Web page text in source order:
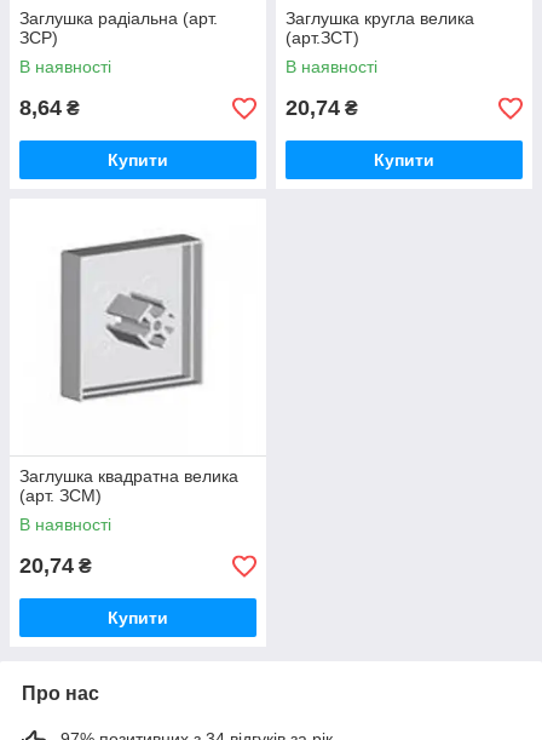
Заглушка радіальна (арт.
ЗСР)
В наявності
8,64 ₴
Купити
Заглушка кругла велика
(арт.ЗСТ)
В наявності
20,74 ₴
Купити
Заглушка квадратна велика
(арт. ЗСМ)
В наявності
20,74 ₴
Купити
Про нас